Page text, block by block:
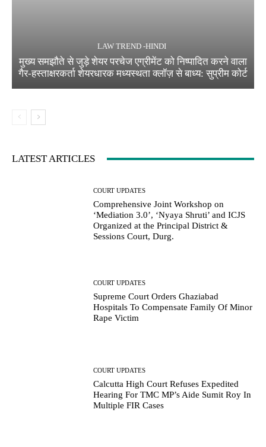
LAW TREND -HINDI
मुख्य समझौते से जुड़े शेयर परचेज एग्रीमेंट को निष्पादित करने वाला
गैर-हस्ताक्षरकर्ता शेयरधारक मध्यस्थता क्लॉज़ से बाध्य: सुप्रीम कोर्ट
LATEST ARTICLES
COURT UPDATES
Comprehensive Joint Workshop on
‘Mediation 3.0’, ‘Nyaya Shruti’ and ICJS
Organized at the Principal District &
Sessions Court, Durg.
COURT UPDATES
Supreme Court Orders Ghaziabad
Hospitals To Compensate Family Of Minor
Rape Victim
COURT UPDATES
Calcutta High Court Refuses Expedited
Hearing For TMC MP’s Aide Sumit Roy In
Multiple FIR Cases